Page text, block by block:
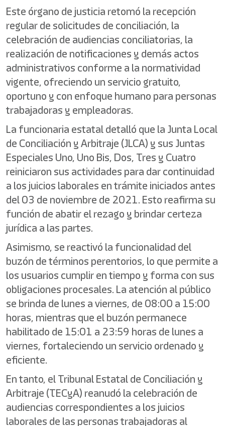
Este órgano de justicia retomó la recepción
regular de solicitudes de conciliación, la
celebración de audiencias conciliatorias, la
realización de notificaciones y demás actos
administrativos conforme a la normatividad
vigente, ofreciendo un servicio gratuito,
oportuno y con enfoque humano para personas
trabajadoras y empleadoras.
La funcionaria estatal detalló que la Junta Local
de Conciliación y Arbitraje (JLCA) y sus Juntas
Especiales Uno, Uno Bis, Dos, Tres y Cuatro
reiniciaron sus actividades para dar continuidad
a los juicios laborales en trámite iniciados antes
del 03 de noviembre de 2021. Esto reafirma su
función de abatir el rezago y brindar certeza
jurídica a las partes.
Asimismo, se reactivó la funcionalidad del
buzón de términos perentorios, lo que permite a
los usuarios cumplir en tiempo y forma con sus
obligaciones procesales. La atención al público
se brinda de lunes a viernes, de 08:00 a 15:00
horas, mientras que el buzón permanece
habilitado de 15:01 a 23:59 horas de lunes a
viernes, fortaleciendo un servicio ordenado y
eficiente.
En tanto, el Tribunal Estatal de Conciliación y
Arbitraje (TECyA) reanudó la celebración de
audiencias correspondientes a los juicios
laborales de las personas trabajadoras al